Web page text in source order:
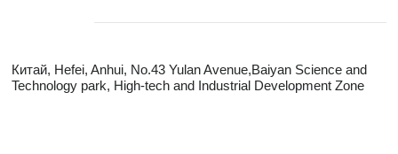
Китай, Hefei, Anhui, No.43 Yulan Avenue,Baiyan Science and
Technology park, High-tech and Industrial Development Zone